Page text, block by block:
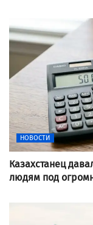
НОВОСТИ
Казахстанец
людям под